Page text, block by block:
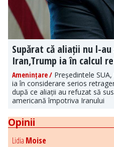
Supărat că aliații nu l-
Iran,Trump ia în calcul
Amenințare / Președintele
ia în considerare serios
după ce aliații au refuzat să
americană împotriva Iranului
Opinii
Lidia Moise